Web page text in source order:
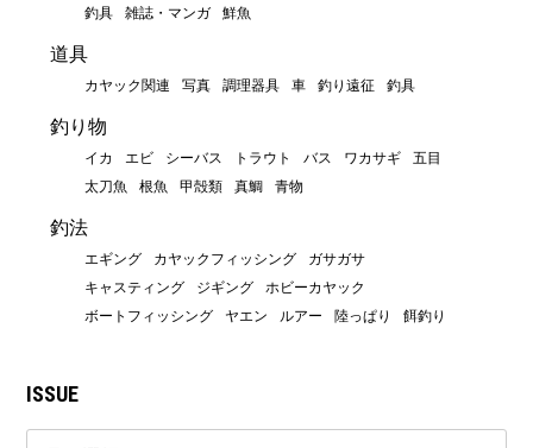
釣具 雑誌・マンガ 鮮魚
道具
カヤック関連 写真 調理器具 車 釣り遠征 釣具
釣り物
イカ エビ シーバス トラウト バス ワカサギ
五目
太刀魚
根魚 甲殻類 真鯛 青物
釣法
エギング カヤックフィッシング
ガサガサ
キャスティング
ジギング
ホビーカヤック
ボートフィッシング
ヤエン ルアー 陸っぱり 餌釣り
ISSUE